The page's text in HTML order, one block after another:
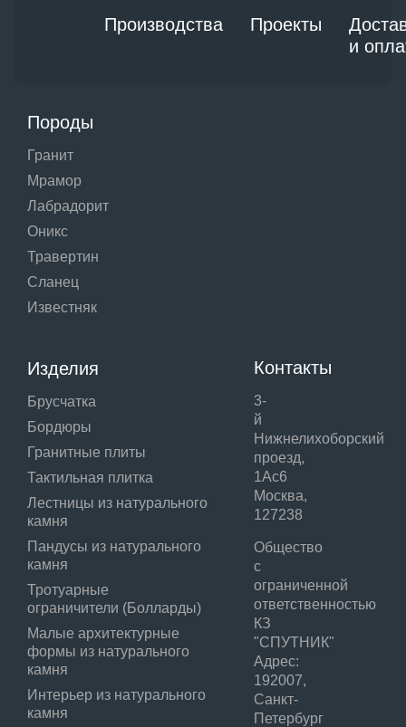
Производства Проекты
и
Породы
Гранит
Мрамор
Лабрадорит
Оникс
Травертин
Сланец
Известняк
Изделия
Брусчатка
Бордюры
Гранитные плиты
Тактильная плитка
Лестницы из натурального
камня
Пандусы из натурального
камня
Тротуарные
ограничители (Болларды)
Малые архитектурные
формы из натурального
камня
Интерьер из натурального
камня
Контакты
3-
й
Нижнелихоборский
проезд,
1Ас6
Москва,
127238
Общество
с
ограниченной
ответственностью
КЗ
"СПУТНИК"
Адрес:
192007,
Санкт-
Петербург